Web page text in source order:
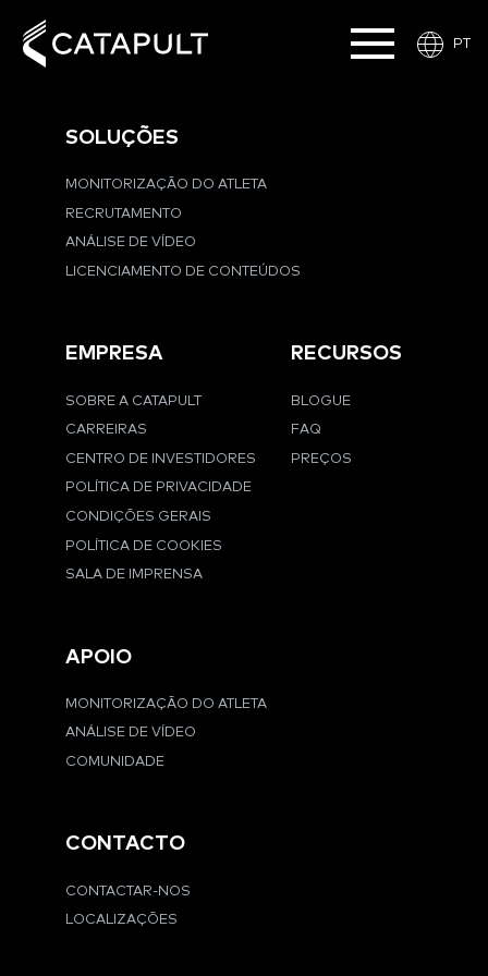
PT
SOLUÇÕES
MONITORIZAÇÃO DO ATLETA
RECRUTAMENTO
ANÁLISE DE VÍDEO
LICENCIAMENTO DE CONTEÚDOS
EMPRESA
SOBRE A CATAPULT
CARREIRAS
CENTRO DE INVESTIDORES
POLÍTICA DE PRIVACIDADE
CONDIÇÕES GERAIS
POLÍTICA DE COOKIES
SALA DE IMPRENSA
RECURSOS
BLOGUE
FAQ
PREÇOS
APOIO
MONITORIZAÇÃO DO ATLETA
ANÁLISE DE VÍDEO
COMUNIDADE
CONTACTO
CONTACTAR-NOS
LOCALIZAÇÕES